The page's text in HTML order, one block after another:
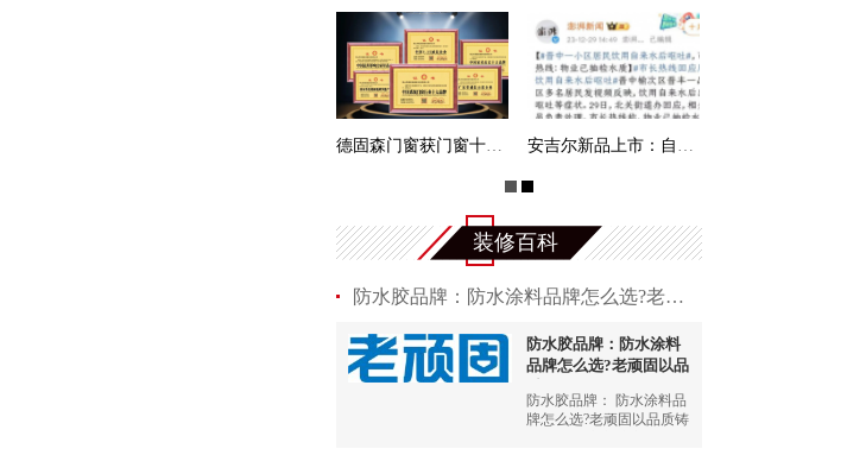
德固森门窗获门窗十大品牌家高定十大品牌创新诚信 安吉尔新品上市：自研APCM航天除菌科技 引领家庭健康
装修百科
防水胶品牌：​防水涂料品牌怎么选?老顽固以品质铸
防水胶品牌：​防水涂料
品牌怎么选?老顽固以品
防水胶品牌： 防水涂料品
牌怎么选?老顽固以品质铸